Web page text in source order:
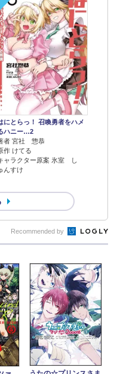
にとらっ！ 召喚勇者をハメ
ハニー…2
者 宮社 惣恭
作 けてる
ャラクター原案 氷室 し
んすけ
Recommended by